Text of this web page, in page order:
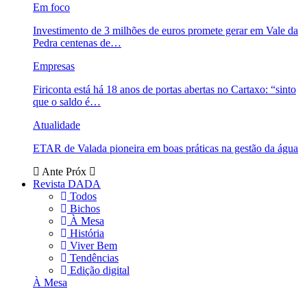
Em foco
Investimento de 3 milhões de euros promete gerar em Vale da
Pedra centenas de…
Empresas
Firiconta está há 18 anos de portas abertas no Cartaxo: “sinto
que o saldo é…
Atualidade
ETAR de Valada pioneira em boas práticas na gestão da água
Ante Próx
Revista DADA
Todos
Bichos
À Mesa
História
Viver Bem
Tendências
Edição digital
À Mesa